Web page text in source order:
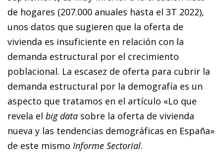
de hogares (207.000 anuales hasta el 3T 2022),
unos datos que sugieren que la oferta de
vivienda es insuficiente en relación con la
demanda estructural por el crecimiento
poblacional. La escasez de oferta para cubrir la
demanda estructural por la demografía es un
aspecto que tratamos en el artículo «Lo que
revela el big data sobre la oferta de vivienda
nueva y las tendencias demográficas en España»
de este mismo Informe Sectorial.